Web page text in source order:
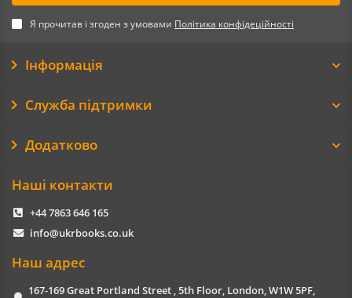
Я прочитав і згоден з умовами Політика конфідеційності
Інформація
Служба підтримки
Додатково
Наші контакти
+44 7863 646 165
info@ukrbooks.co.uk
Наш адрес
167-169 Great Portland Street , 5th Floor, London, W1W 5PF,